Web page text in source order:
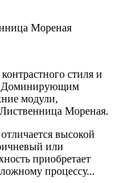
Мореная
стиля и
Доминирующим
модули,
Мореная.
высокой
или
приобретает
процессу...